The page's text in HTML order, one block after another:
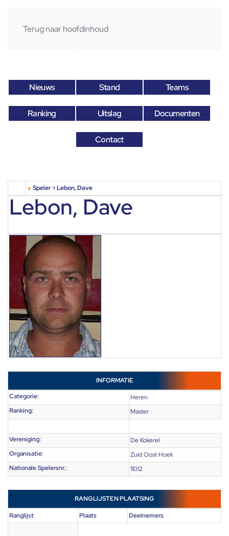
Terug naar hoofdinhoud
Nieuws Stand Teams
Ranking Uitslag Documenten
Contact
Speler > Lebon, Dave
Lebon, Dave
INFORMATIE
Categorie:
Heren
Ranking:
Master
Vereniging:
De Kokerel
Organisatie:
Zuid Oost Hoek
Nationale Spelersnr.:
11012
RANGLIJSTEN PLAATSING
Ranglijst Plaats Deelnemers